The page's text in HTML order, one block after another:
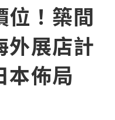
位！築間
外展店計
本佈局